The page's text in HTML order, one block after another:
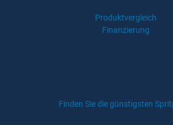
Produktvergleich
Finanzierung
Finden Sie die günstigsten